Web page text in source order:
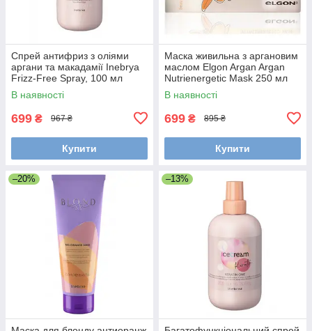
Спрей антифриз з оліями
аргани та макадамії Inebrya
Frizz-Free Spray, 100 мл
(1026335)
В наявності
699 ₴ 967 ₴
Купити
Маска живильна з аргановим
маслом Elgon Argan Argan
Nutrienergetic Mask 250 мл
(682948)
В наявності
699 ₴ 895 ₴
Купити
–20% –13%